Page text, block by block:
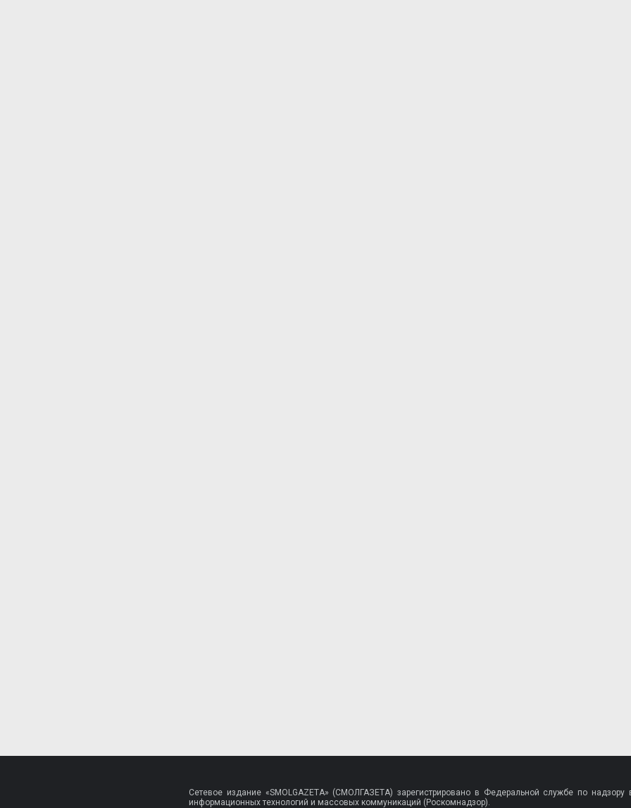
Сетевое издание «SMOLGAZETA» (СМОЛГАЗЕТА) зарегистрировано в Федеральной службе по надзору
информационных технологий и массовых коммуникаций (Роскомнадзор).